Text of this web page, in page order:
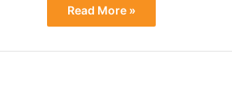
Read More »